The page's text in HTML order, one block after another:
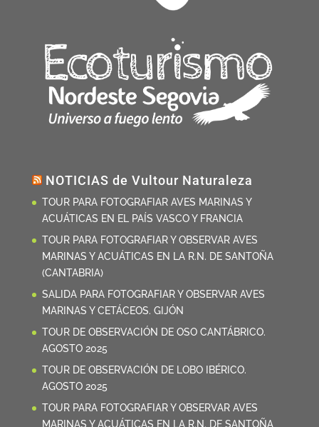
NOTICIAS de Vultour Naturaleza
TOUR PARA FOTOGRAFIAR AVES MARINAS Y
ACUÁTICAS EN EL PAÍS VASCO Y FRANCIA
TOUR PARA FOTOGRAFIAR Y OBSERVAR AVES
MARINAS Y ACUÁTICAS EN LA R.N. DE SANTOÑA
(CANTABRIA)
SALIDA PARA FOTOGRAFIAR Y OBSERVAR AVES
MARINAS Y CETÁCEOS. GIJÓN
TOUR DE OBSERVACIÓN DE OSO CANTÁBRICO.
AGOSTO 2025
TOUR DE OBSERVACIÓN DE LOBO IBÉRICO.
AGOSTO 2025
TOUR PARA FOTOGRAFIAR Y OBSERVAR AVES
MARINAS Y ACUÁTICAS EN LA R.N. DE SANTOÑA